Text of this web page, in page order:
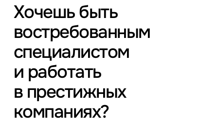
Хочешь быть
востребованным
специалистом
и работать
в престижных
компаниях?